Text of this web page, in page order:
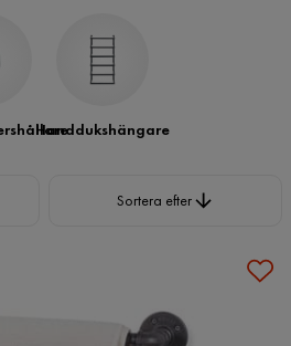
Handdukshängare
Sortera efter